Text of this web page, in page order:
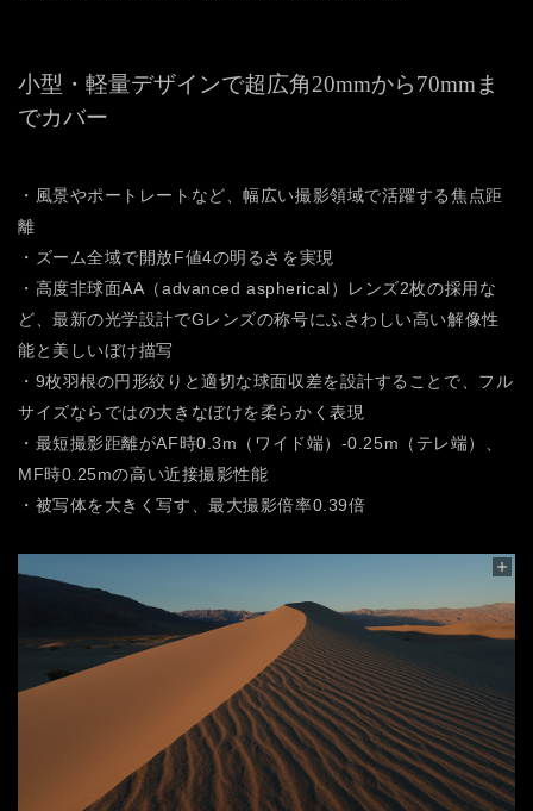
小型・軽量デザインで超広角20mmから70mmま
でカバー
・風景やポートレートなど、幅広い撮影領域で活躍する焦点距
離
・ズーム全域で開放F値4の明るさを実現
・高度非球面AA（advanced aspherical）レンズ2枚の採用な
ど、最新の光学設計でGレンズの称号にふさわしい高い解像性
能と美しいぼけ描写
・9枚羽根の円形絞りと適切な球面収差を設計することで、フル
サイズならではの大きなぼけを柔らかく表現
・最短撮影距離がAF時0.3m（ワイド端）-0.25m（テレ端）、
MF時0.25mの高い近接撮影性能
・被写体を大きく写す、最大撮影倍率0.39倍